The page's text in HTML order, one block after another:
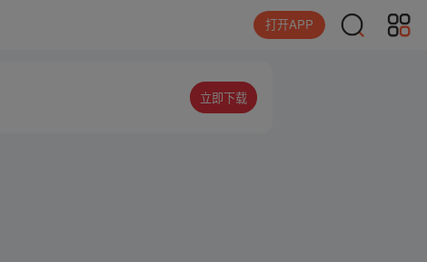
打开APP
立即下载